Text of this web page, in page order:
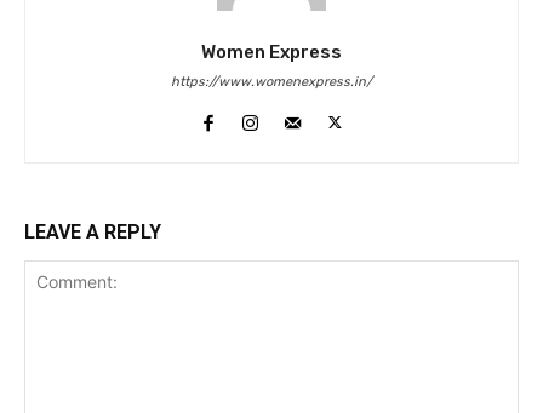
Women Express
https://www.womenexpress.in/
LEAVE A REPLY